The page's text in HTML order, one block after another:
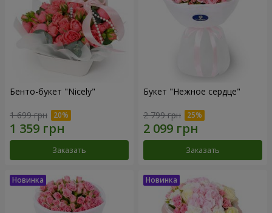
Бенто-букет "Nicely"
1 699 грн
Заказать
Букет "Нежное сердце"
2 799 грн
Заказать